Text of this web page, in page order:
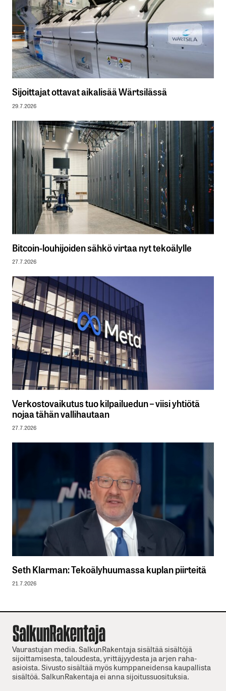
Sijoittajat ottavat aikalisää Wärtsilässä
29.7.2026
Bitcoin-louhijoiden sähkö virtaa nyt tekoälylle
27.7.2026
Verkostovaikutus tuo kilpailuedun – viisi yhtiötä
nojaa tähän vallihautaan
27.7.2026
Seth Klarman: Tekoälyhuumassa kuplan piirteitä
21.7.2026
Vaurastujan media. SalkunRakentaja sisältää sisältöjä
sijoittamisesta, taloudesta, yrittäjyydesta ja arjen raha-
asioista. Sivusto sisältää myös kumppaneidensa kaupallista
sisältöä. SalkunRakentaja ei anna sijoitussuosituksia.